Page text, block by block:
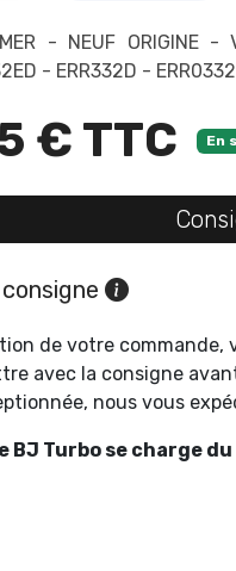
- NEUF
- ERR332D -
€ TTC En
de votre commande,
avec la consigne
nous vous
BJ Turbo se charge